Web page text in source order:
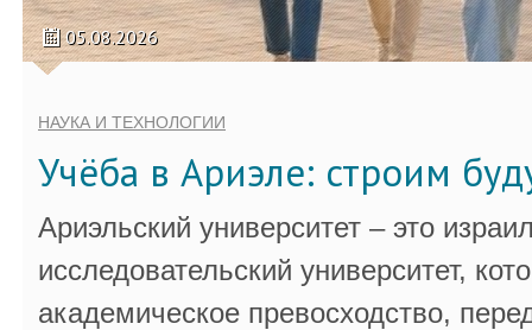
05.08.2026
НАУКА И ТЕХНОЛОГИИ
Учёба в Ариэле: строим
Ариэльский университет – это
исследовательский университет,
академическое превосходство,